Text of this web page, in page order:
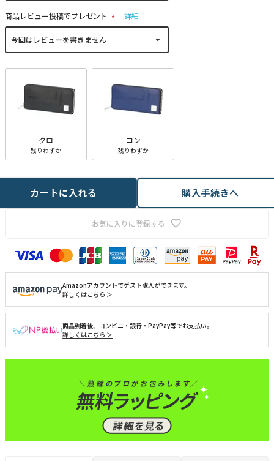
商品レビュー投稿でプレゼント
(
詳細
クロ
残りわずか
コン
残りわずか
お気に入りに登録する
カートに入れる 購入手続きへ
Amazonアカウントでゲスト購入ができます。
詳しくはこちら ＞
商品到着後、コンビニ・銀行・PayPay等でお支払い。
詳しくはこちら ＞